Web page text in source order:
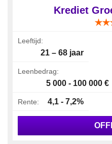
Krediet
Leeftijd:
21 – 68 jaar
Leenbedrag:
5 000 - 100 000 €
Rente: 4,1 - 7,2%